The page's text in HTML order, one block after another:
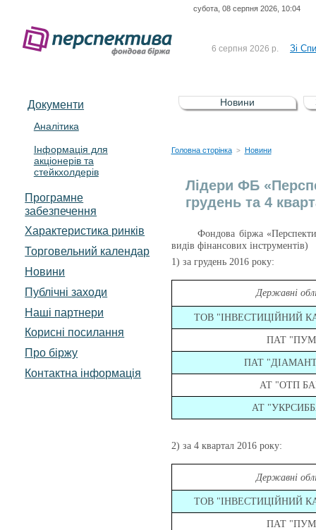
субота, 08 серпня 2026, 10:04
6 серпня 2026 р. Зі
5 серпня 2026 р.
Зі
UA4000232607)
4 серпня 2026 р.
Документи
Аналітика
Інформація для
акціонерів та
стейкхолдерів
Програмне
забезпечення
Характеристика pинків
Торговельний календар
Новини
Публічні заходи
Наші партнери
Корисні посилання
Про біржу
Контактна інформація
Новини
Головна сторінка > Новини
Лідери ФБ
грудень та 4
Фондова біржа
видів фінансових інструментів)
1) за грудень 2016 року:
Державні
ТОВ "ІНВЕСТИЦІЙНИЙ
ПАТ
ПАТ
АТ "ОТП
АТ
2) за 4 квартал 2016 року:
Державні
ТОВ "ІНВЕСТИЦІЙНИЙ
ПАТ